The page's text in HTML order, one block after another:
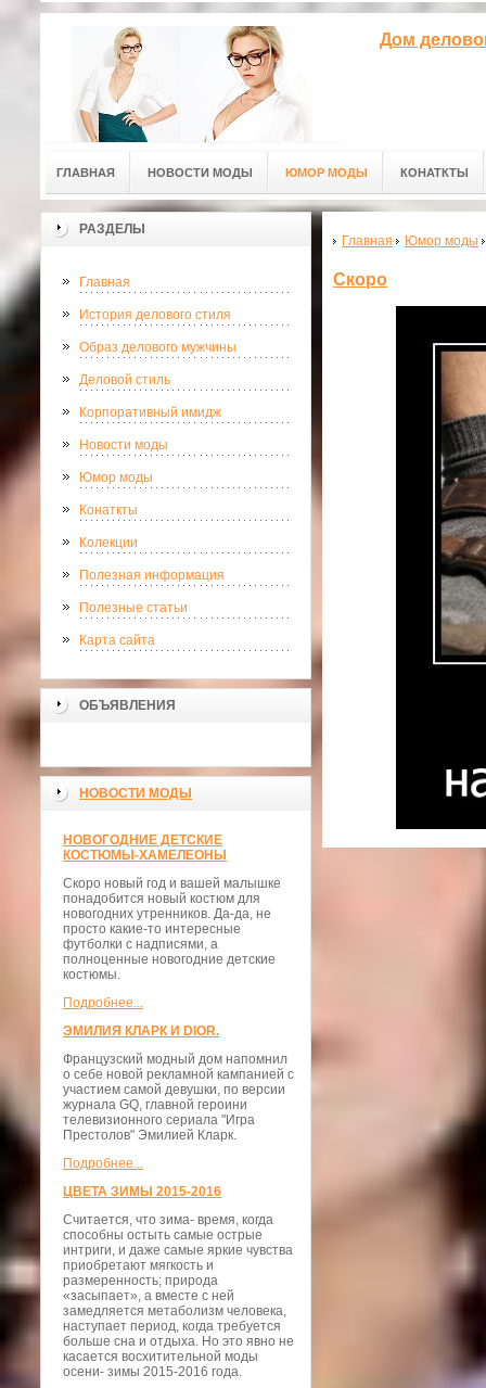
Дом
ГЛАВНАЯ НОВОСТИ МОДЫ ЮМОР МОДЫ КОНАТКТЫ
РАЗДЕЛЫ
Главная
История делового стиля
Образ делового мужчины
Деловой стиль
Корпоративный имидж
Новости моды
Юмор моды
Конаткты
Колекции
Полезная информация
Полезные статьи
Карта сайта
ОБЪЯВЛЕНИЯ
НОВОСТИ МОДЫ
НОВОГОДНИЕ ДЕТСКИЕ
КОСТЮМЫ-ХАМЕЛЕОНЫ
Скоро новый год и вашей малышке
понадобится новый костюм для
новогодних утренников. Да-да, не
просто какие-то интересные
футболки с надписями, а
полноценные новогодние детские
костюмы.
Подробнее...
ЭМИЛИЯ КЛАРК И DIOR.
Французский модный дом напомнил
о себе новой рекламной кампанией с
участием самой девушки, по версии
журнала GQ, главной героини
телевизионного сериала "Игра
Престолов" Эмилией Кларк.
Подробнее...
ЦВЕТА ЗИМЫ 2015-2016
Считается, что зима- время, когда
способны остыть самые острые
интриги, и даже самые яркие чувства
приобретают мягкость и
размеренность; природа
«засыпает», а вместе с ней
замедляется метаболизм человека,
наступает период, когда требуется
больше сна и отдыха. Но это явно не
касается восхитительной моды
осени- зимы 2015-2016 года.
Главная Юмор моды
Скоро